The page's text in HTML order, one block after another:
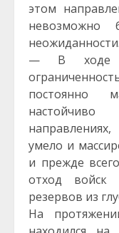
этом
невозможно
неожиданности.
— В ходе
постоянно
умело и
и прежде
отход войск
резервов из
На